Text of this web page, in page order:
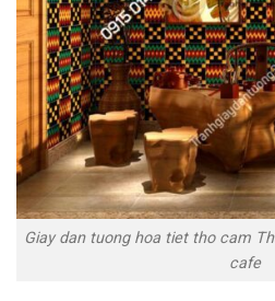
Giay dan tuong hoa tiet tho cam
cafe